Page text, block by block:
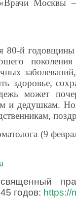
«Врачи
80-й
здоровье,
может
и дедушкам.
(9
годов: https://